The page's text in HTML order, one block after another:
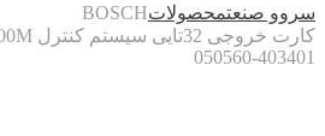
سروو صنعتمحصولاتBOSCH
کارت خروجی 32تایی سیستم کنترل CC300M
050560-403401